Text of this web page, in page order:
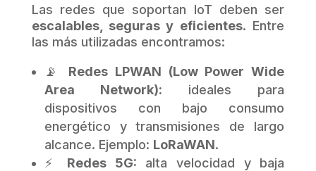
Las redes que soportan IoT deben ser
escalables, seguras y eficientes. Entre
las más utilizadas encontramos:
📡 Redes LPWAN (Low Power Wide
Area Network): ideales para
dispositivos con bajo consumo
energético y transmisiones de largo
alcance. Ejemplo: LoRaWAN.
⚡ Redes 5G: alta velocidad y baja